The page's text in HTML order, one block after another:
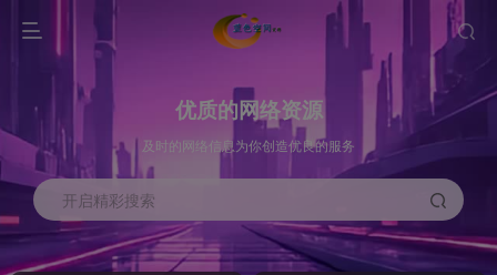
优质的网络资源
及时的网络信息为你创造优良的服务
开启精彩搜索